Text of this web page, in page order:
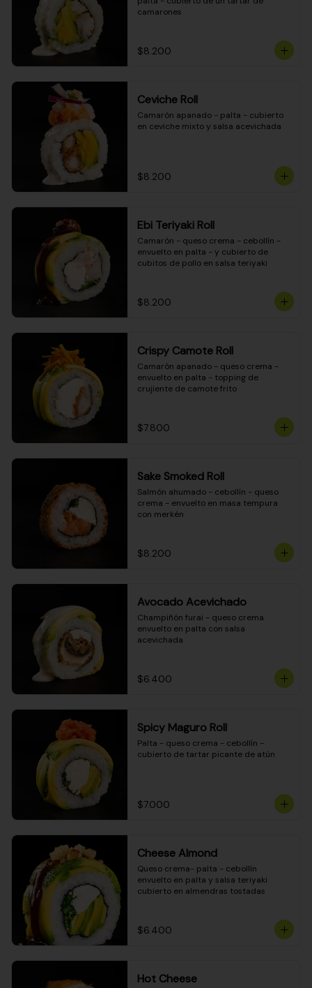
camarones
$8.200
Ceviche Roll
Camarón apanado - palta - cubierto
en ceviche mixto y salsa acevichada
$8.200
Ebi Teriyaki Roll
Camarón - queso crema - cebollín -
envuelto en palta - y cubierto de
cubitos de pollo en salsa teriyaki
$8.200
Crispy Camote Roll
Camarón apanado - queso crema -
envuelto en palta - topping de
crujiente de camote frito
$7.800
Sake Smoked Roll
Salmón ahumado - cebollín - queso
crema - envuelto en masa tempura
con merkén
$8.200
Avocado Acevichado
Champiñón furai - queso crema
envuelto en palta con salsa
acevichada
$6.400
Spicy Maguro Roll
Palta - queso crema - cebollín -
cubierto de tartar picante de atún
$7.000
Cheese Almond
Queso crema- palta - cebollín
envuelto en palta y salsa teriyaki
cubierto en almendras tostadas
$6.400
Hot Cheese